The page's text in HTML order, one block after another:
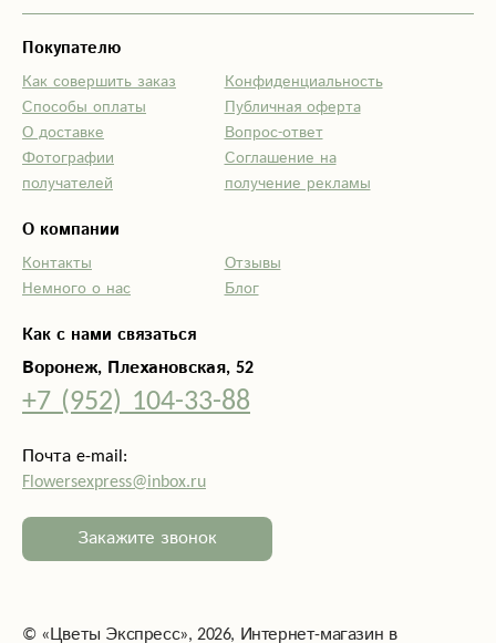
вовремя. Очень
вежливый
повторном заказе
бонусом
скидочка.
Как с нами связаться
Воронеж, Плехановская, 52
+7 (952) 104-33-88
Почта e-mail:
Flowersexpress@inbox.ru
Закажите звонок
Покупателю
Как совершить заказ
Способы оплаты
О доставке
Фотографии
получателей
Конфиденциальность
Публичная оферта
Вопрос-ответ
Соглашение на
получение рекламы
О компании
Контакты
Немного о нас
Отзывы
Блог
© «Цветы Экспресс», 2026, Интернет-магазин в